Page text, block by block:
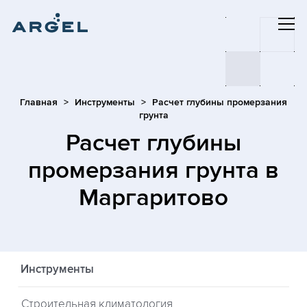
Главная Инструменты
Расчет глубины промерзания
грунта
Расчет глубины
промерзания грунта в
Маргаритово
Инструменты
Строительная климатология